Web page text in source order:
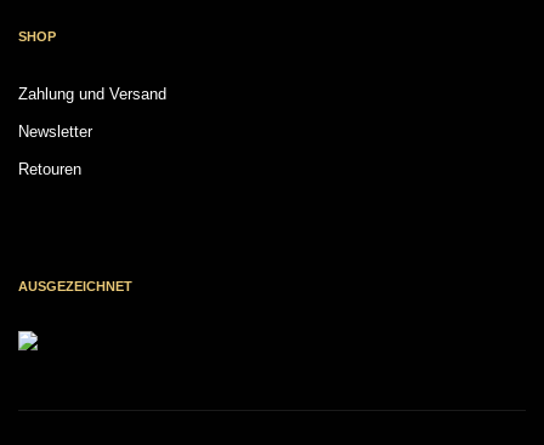
SHOP
Zahlung und Versand
Newsletter
Retouren
AUSGEZEICHNET